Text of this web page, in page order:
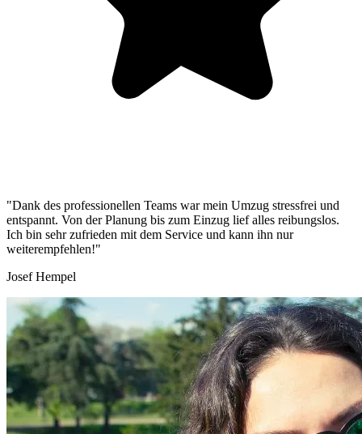
"Dank des professionellen Teams war mein Umzug stressfrei und
entspannt. Von der Planung bis zum Einzug lief alles reibungslos.
Ich bin sehr zufrieden mit dem Service und kann ihn nur
weiterempfehlen!"
Josef Hempel